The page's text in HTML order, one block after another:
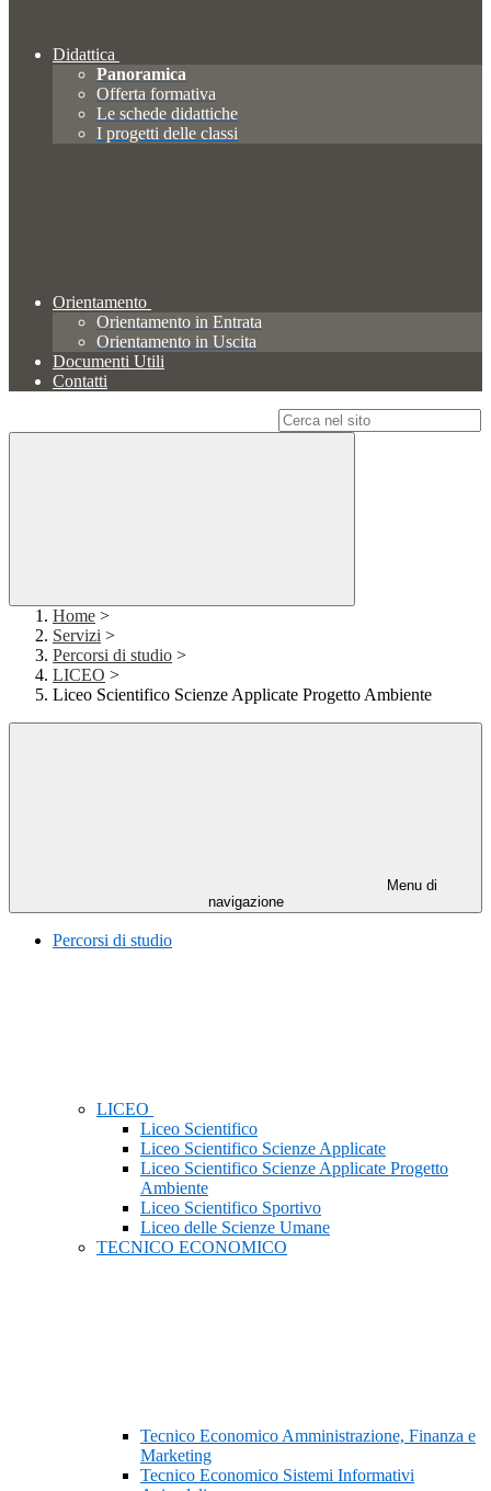
Didattica
Panoramica
Offerta formativa
Le schede didattiche
I progetti delle classi
Orientamento
Orientamento in Entrata
Orientamento in Uscita
Documenti Utili
Contatti
Home >
Servizi >
Percorsi di studio >
LICEO >
Liceo Scientifico Scienze Applicate Progetto Ambiente
Menu di
navigazione
Percorsi di studio
LICEO
Liceo Scientifico
Liceo Scientifico Scienze Applicate
Liceo Scientifico Scienze Applicate Progetto
Ambiente
Liceo Scientifico Sportivo
Liceo delle Scienze Umane
TECNICO ECONOMICO
Tecnico Economico Amministrazione, Finanza e
Marketing
Tecnico Economico Sistemi Informativi